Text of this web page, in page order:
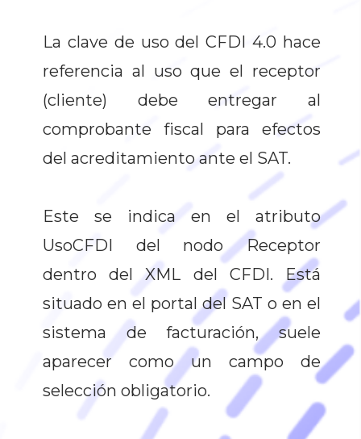
La clave de uso del CFDI 4.0 hace
referencia al uso que el receptor
(cliente) debe entregar al
comprobante fiscal para efectos
del acreditamiento ante el SAT.
Este se indica en el atributo
UsoCFDI del nodo Receptor
dentro del XML del CFDI. Está
situado en el portal del SAT o en el
sistema de facturación, suele
aparecer como un campo de
selección obligatorio.